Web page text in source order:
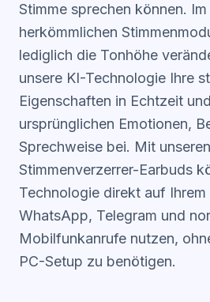
Stimme sprechen können.
herkömmlichen
lediglich die Tonhöhe
unsere KI-Technologie Ihre
Eigenschaften in Echtzeit
ursprünglichen Emotionen,
Sprechweise bei. Mit
Stimmenverzerrer-Earbuds
Technologie direkt auf
WhatsApp, Telegram und
Mobilfunkanrufe nutzen,
PC-Setup zu benötigen.